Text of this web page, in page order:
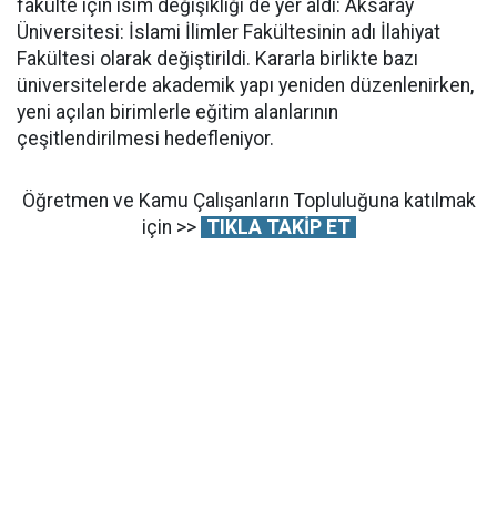
fakülte için isim değişikliği de yer aldı: Aksaray
Üniversitesi: İslami İlimler Fakültesinin adı İlahiyat
Fakültesi olarak değiştirildi. Kararla birlikte bazı
üniversitelerde akademik yapı yeniden düzenlenirken,
yeni açılan birimlerle eğitim alanlarının
çeşitlendirilmesi hedefleniyor.
Öğretmen ve Kamu Çalışanların Topluluğuna katılmak
için >> TIKLA TAKİP ET